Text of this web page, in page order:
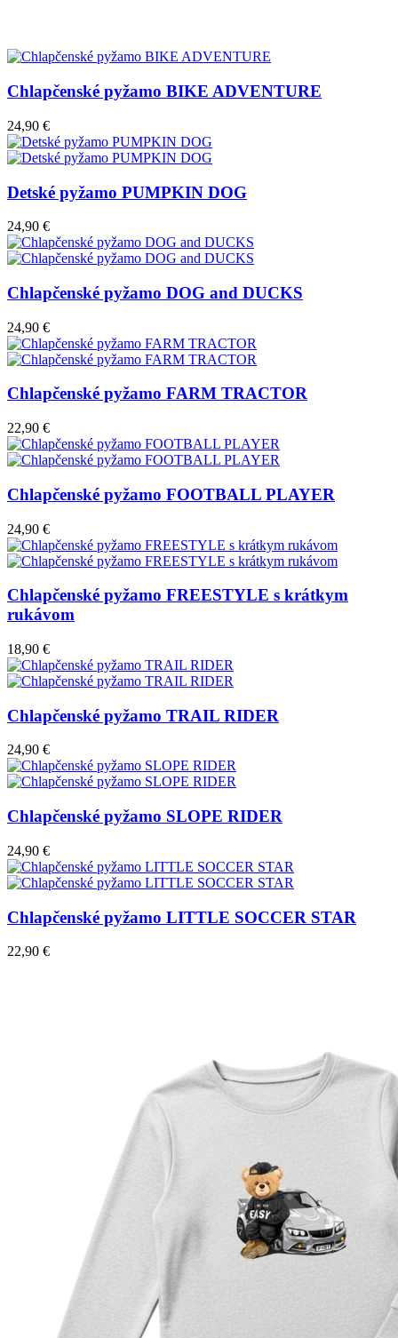
Chlapčenské pyžamo BIKE ADVENTURE
24,90 €
Detské pyžamo PUMPKIN DOG
24,90 €
Chlapčenské pyžamo DOG and DUCKS
24,90 €
Chlapčenské pyžamo FARM TRACTOR
22,90 €
Chlapčenské pyžamo FOOTBALL PLAYER
24,90 €
Chlapčenské pyžamo FREESTYLE s krátkym
rukávom
18,90 €
Chlapčenské pyžamo TRAIL RIDER
24,90 €
Chlapčenské pyžamo SLOPE RIDER
24,90 €
Chlapčenské pyžamo LITTLE SOCCER STAR
22,90 €